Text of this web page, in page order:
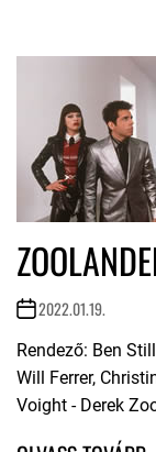
2022.01.19.
Rendező: Ben
Will Ferrer,
Voight - Derek